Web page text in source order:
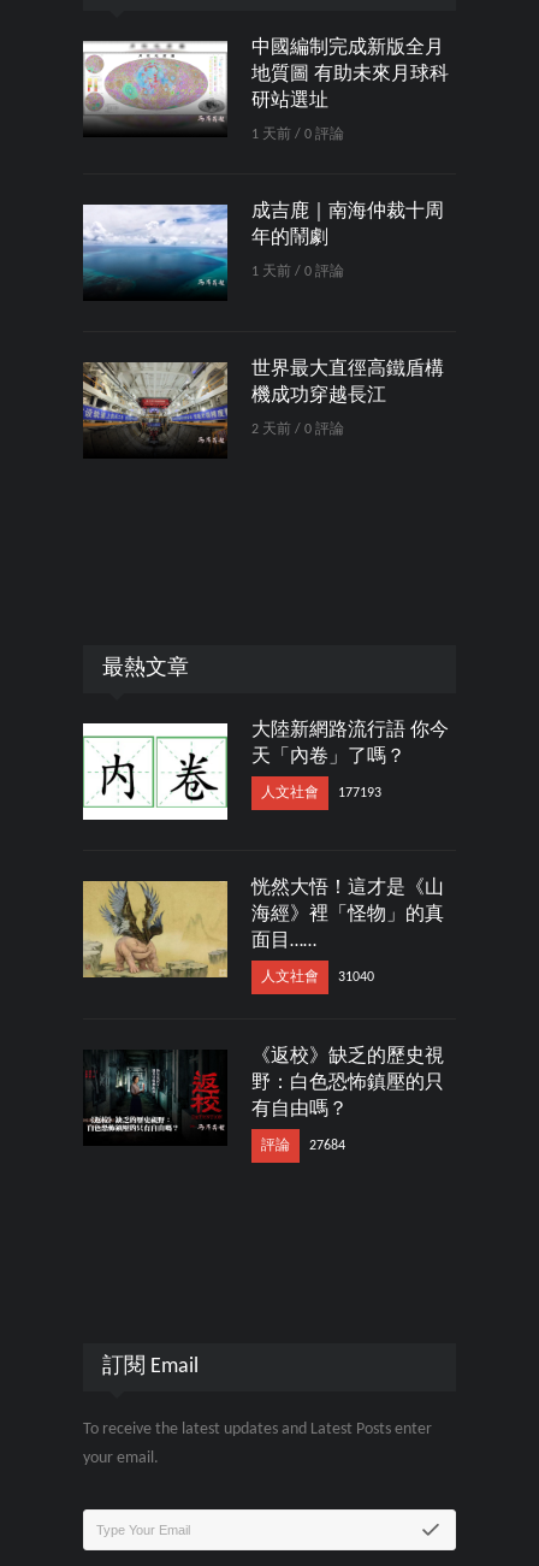
中國編制完成新版全月
地質圖 有助未來月球科
研站選址
1 天前 / 0 評論
成吉鹿｜南海仲裁十周
年的鬧劇
1 天前 / 0 評論
世界最大直徑高鐵盾構
機成功穿越長江
2 天前 / 0 評論
最熱文章
大陸新網路流行語 你今
天「內卷」了嗎？
人文社會 177193
恍然大悟！這才是《山
海經》裡「怪物」的真
面目……
人文社會 31040
《返校》缺乏的歷史視
野：白色恐怖鎮壓的只
有自由嗎？
評論 27684
訂閱 Email
To receive the latest updates and Latest Posts enter
your email.